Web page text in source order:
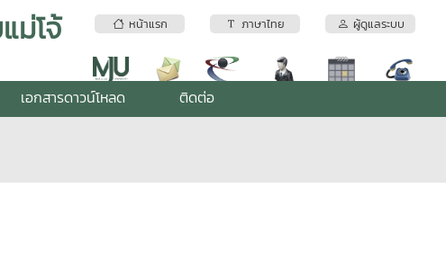
หน้าแรก ภาษาไทย ผู้ดูแลระบบ
ม่โจ้
เอกสารดาวน์โหลด ติดต่อ